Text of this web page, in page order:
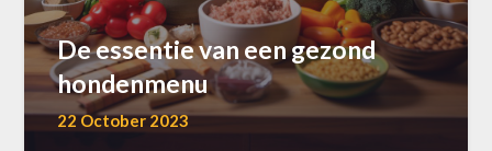
De essentie van een gezond
hondenmenu
22 October 2023